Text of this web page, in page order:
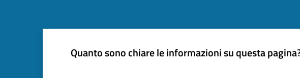
Quanto sono chiare le informazioni su questa